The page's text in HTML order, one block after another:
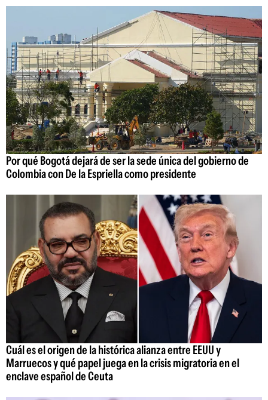
Por qué Bogotá dejará de ser la sede única del gobierno de
Colombia con De la Espriella como presidente
Cuál es el origen de la histórica alianza entre EEUU y
Marruecos y qué papel juega en la crisis migratoria en el
enclave español de Ceuta